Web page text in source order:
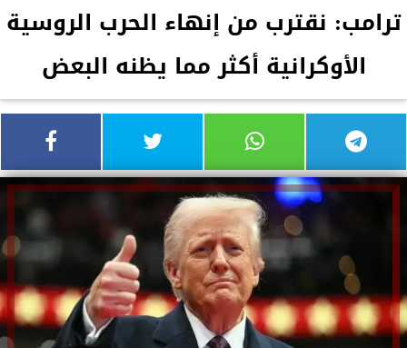
ترامب: نقترب من إنهاء الحرب الروسية
الأوكرانية أكثر مما يظنه البعض